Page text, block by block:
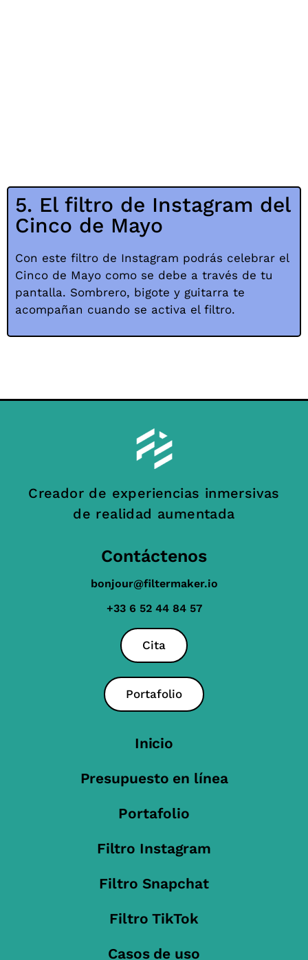
5. El filtro de Instagram del
Cinco de Mayo
Con este filtro de Instagram podrás celebrar el
Cinco de Mayo como se debe a través de tu
pantalla. Sombrero, bigote y guitarra te
acompañan cuando se activa el filtro.
Creador de experiencias inmersivas
de realidad aumentada
Contáctenos
bonjour@filtermaker.io
+33 6 52 44 84 57
Cita
Portafolio
Inicio
Presupuesto en línea
Portafolio
Filtro Instagram
Filtro Snapchat
Filtro TikTok
Casos de uso